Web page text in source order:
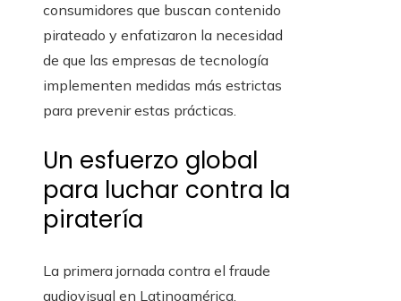
consumidores que buscan contenido
pirateado y enfatizaron la necesidad
de que las empresas de tecnología
implementen medidas más estrictas
para prevenir estas prácticas.
Un esfuerzo global
para luchar contra la
piratería
La primera jornada contra el fraude
audiovisual en Latinoamérica,